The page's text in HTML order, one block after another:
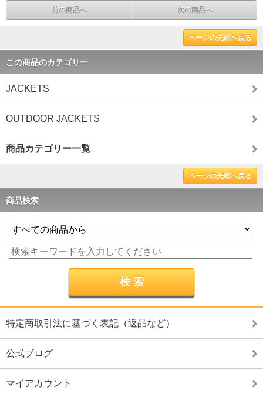
前の商品へ 次の商品へ
ページの先頭へ戻る
この商品のカテゴリー
JACKETS
OUTDOOR JACKETS
商品カテゴリー一覧
ページの先頭へ戻る
商品検索
特定商取引法に基づく表記（返品など）
公式ブログ
マイアカウント